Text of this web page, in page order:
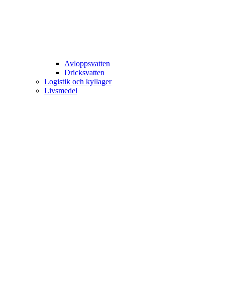
Avloppsvatten
Dricksvatten
Logistik och kyllager
Livsmedel